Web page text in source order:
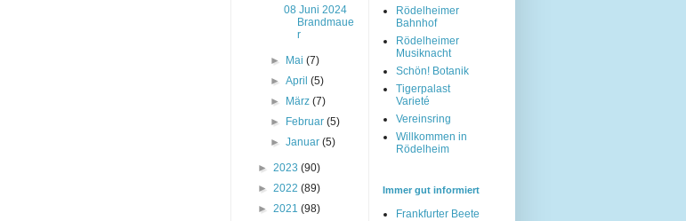
08 Juni 2024
Brandmaue
r
► Mai(7)
►April(5)
►
März(7)
►
Februar(5)
►Januar(5)
► 2023 (90)
► 2022 (89)
► 2021 (98)
Rödelheimer
Bahnhof
Rödelheimer
Musiknacht
Schön! Botanik
Tigerpalast
Varieté
Vereinsring
Willkommen in
Rödelheim
Immer gut informiert
Frankfurter Beete